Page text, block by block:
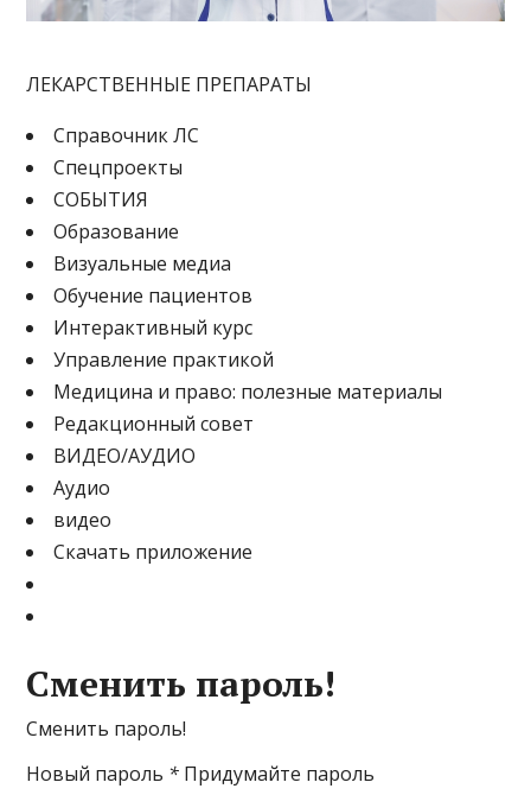
ЛЕКАРСТВЕННЫЕ ПРЕПАРАТЫ
Cправочник ЛС
Спецпроекты
СОБЫТИЯ
Образование
Визуальные медиа
Обучение пациентов
Интерактивный курс
Управление практикой
Медицина и право: полезные материалы
Редакционный совет
ВИДЕО/АУДИО
Аудио
видео
Скачать приложение
Сменить пароль!
Сменить пароль!
Новый пароль * Придумайте пароль